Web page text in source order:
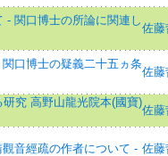
- 関口博士の所論に関連し
佐藤
口博士の疑義二十五ヵ条
佐藤
究 高野山龍光院本(國寶)
佐藤
音經疏の作者について - 佐藤